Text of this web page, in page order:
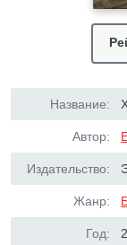
Название:
Автор:
Издательство:
Жанр:
Год: